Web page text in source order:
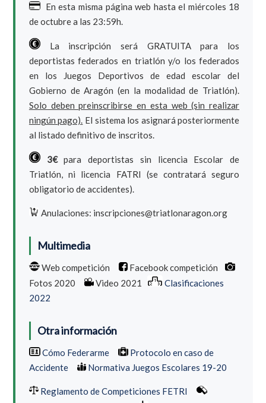
En esta misma página web hasta el miércoles 18
de octubre a las 23:59h.
La inscripción será GRATUITA para los
deportistas federados en triatlón y/o los federados
en los Juegos Deportivos de edad escolar del
Gobierno de Aragón (en la modalidad de Triatlón).
Solo deben preinscribirse en esta web (sin realizar
ningún pago). El sistema los asignará posteriormente
al listado definitivo de inscritos.
3€para deportistas sin licencia Escolar de
Triatlón, ni licencia FATRI (se contratará seguro
obligatorio de accidentes).
Anulaciones: inscripciones@triatlonaragon.org
Multimedia
Web competición
Facebook competición
Fotos 2020
Video 2021
Clasificaciones
2022
Otra información
Cómo Federarme
Protocolo en caso de
Accidente
Normativa Juegos Escolares 19-20
Reglamento de Competiciones FETRI